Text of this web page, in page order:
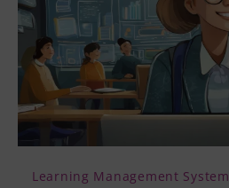
About us
Learning Management System